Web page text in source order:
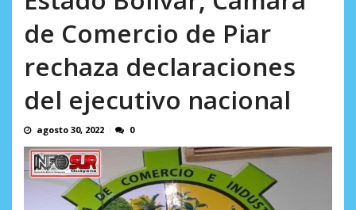
de Comercio de Piar
rechaza declaraciones
del ejecutivo nacional
agosto 30, 2022 0